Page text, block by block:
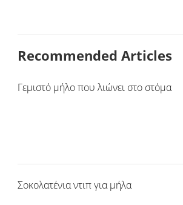
Recommended Articles
Γεμιστό μήλο που λιώνει στο στόμα
Σοκολατένια ντιπ για μήλα